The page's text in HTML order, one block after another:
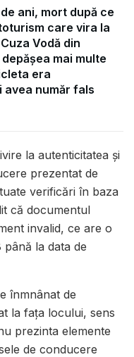
ani, mort după ce
care vira la
Vodă din
mai multe
era
avea număr fals
la autenticitatea și
prezentat de
verificări în baza
că documentul
invalid, ce are o
până la data de
înmnânat de
la fața locului, sens
prezinta elemente
de conducere